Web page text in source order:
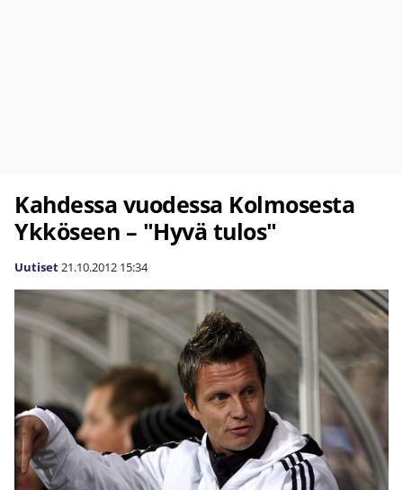
Kahdessa vuodessa Kolmosesta
Ykköseen – "Hyvä tulos"
Uutiset21.10.2012 15:34